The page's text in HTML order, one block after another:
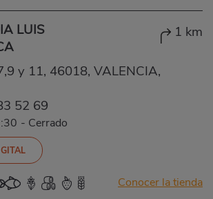
LUIS
1 km
y 11, 46018, VALENCIA,
52 69
- Cerrado
Conocer la tienda